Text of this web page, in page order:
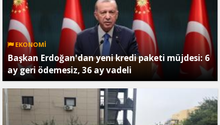
EKONOMİ
Başkan Erdoğan'dan yeni kredi paketi müjdesi: 6
ay geri ödemesiz, 36 ay vadeli